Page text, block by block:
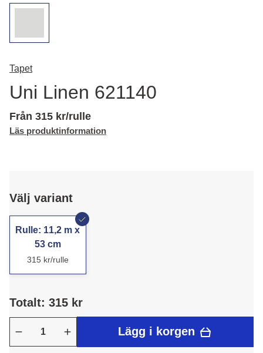
Tapet
Uni Linen 621140
Från 315 kr/rulle
Läs produktinformation
Välj variant
Rulle: 11,2 m x
53 cm
315 kr/rulle
Totalt: 315 kr
Lägg i korgen